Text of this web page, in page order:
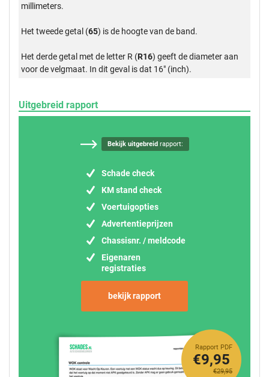
millimeters.
Het tweede getal (65) is de hoogte van de band.
Het derde getal met de letter R (R16) geeft de diameter aan
voor de velgmaat. In dit geval is dat 16" (inch).
Uitgebreid rapport
Bekijk uitgebreid rapport:
Schade check
KM stand check
Voertuigopties
Advertentieprijzen
Chassisnr. / meldcode
Eigenaren
registraties
bekijk rapport
Rapport PDF
€29,95
€9,95